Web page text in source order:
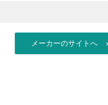
メーカーのサイトへ